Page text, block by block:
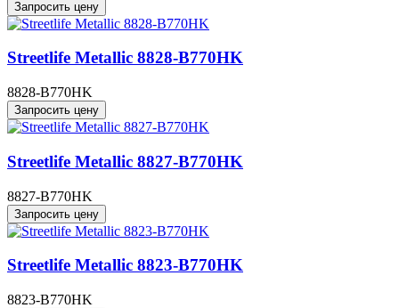
Запросить цену
Streetlife Metallic 8828-B770HK
8828-B770HK
Запросить цену
Streetlife Metallic 8827-B770HK
8827-B770HK
Запросить цену
Streetlife Metallic 8823-B770HK
8823-B770HK